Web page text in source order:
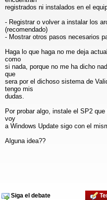
registrados ni instalados en el
- Registrar o volver a instalar los
(recomendado)
- Mostrar otros pasos necesarios
Haga lo que haga no me deja
como
si nada, porque no me ha dicho
que
sera por el dichoso sistema de
tengo mis
dudas.
Por probar algo, instale el SP2
voy
a Windows Update sigo con el
Alguna idea??
Siga el debate